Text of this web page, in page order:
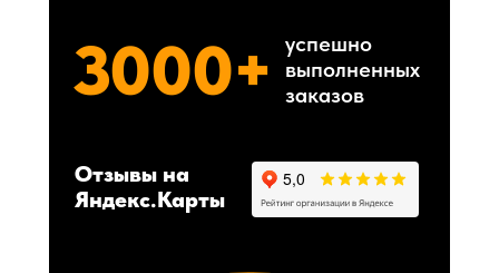
3000+
успешно
выполненных
заказов
Отзывы на
Яндекс.Карты